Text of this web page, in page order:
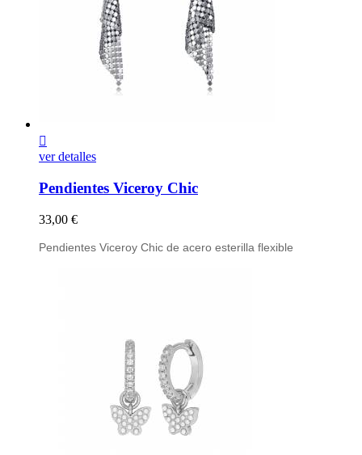

ver detalles
Pendientes Viceroy Chic
Precio
33,00 €
Pendientes Viceroy Chic de acero esterilla flexible